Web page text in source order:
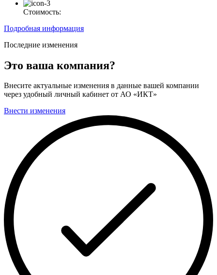
Стоимость:
Подробная информация
Последние изменения
Это ваша компания?
Внесите актуальные изменения в данные вашей компании
через удобный личный кабинет от АО «ИКТ»
Внести изменения